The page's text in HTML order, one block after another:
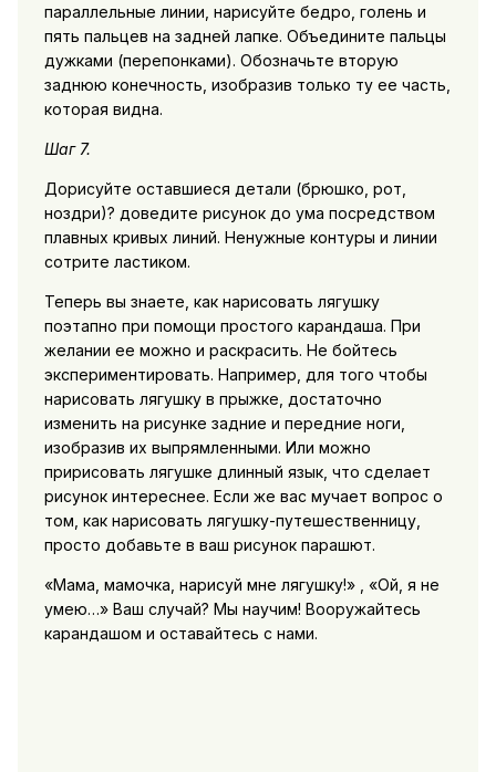
параллельные линии, нарисуйте бедро, голень и
пять пальцев на задней лапке. Объедините пальцы
дужками (перепонками). Обозначьте вторую
заднюю конечность, изобразив только ту ее часть,
которая видна.
Шаг 7.
Дорисуйте оставшиеся детали (брюшко, рот,
ноздри)? доведите рисунок до ума посредством
плавных кривых линий. Ненужные контуры и линии
сотрите ластиком.
Теперь вы знаете, как нарисовать лягушку
поэтапно при помощи простого карандаша. При
желании ее можно и раскрасить. Не бойтесь
экспериментировать. Например, для того чтобы
нарисовать лягушку в прыжке, достаточно
изменить на рисунке задние и передние ноги,
изобразив их выпрямленными. Или можно
пририсовать лягушке длинный язык, что сделает
рисунок интереснее. Если же вас мучает вопрос о
том, как нарисовать лягушку-путешественницу,
просто добавьте в ваш рисунок парашют.
«Мама, мамочка, нарисуй мне лягушку!» , «Ой, я не
умею…» Ваш случай? Мы научим! Вооружайтесь
карандашом и оставайтесь с нами.